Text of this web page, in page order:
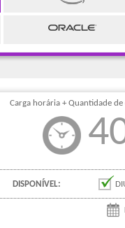
Carga horária + Quantidade
DISPONÍVEL: